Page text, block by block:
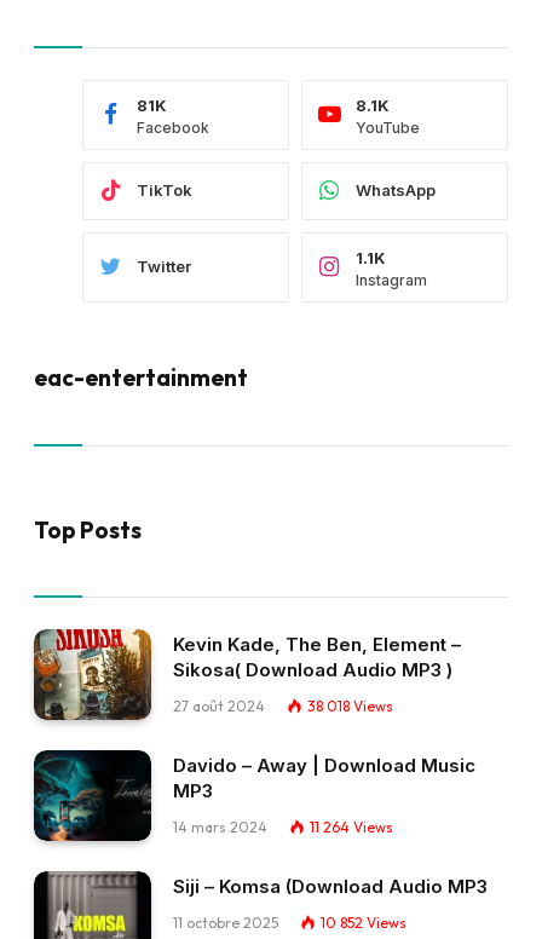
Facebook
81K
YouTube
8.1K
TikTok WhatsApp
Twitter
Instagram
1.1K
eac-entertainment
Top Posts
Kevin Kade, The Ben, Element –
Sikosa( Download Audio MP3 )
27 août 2024 38 018 Views
Davido – Away | Download Music
MP3
14 mars 2024 11 264 Views
Siji – Komsa (Download Audio MP3
11 octobre 2025 10 852 Views